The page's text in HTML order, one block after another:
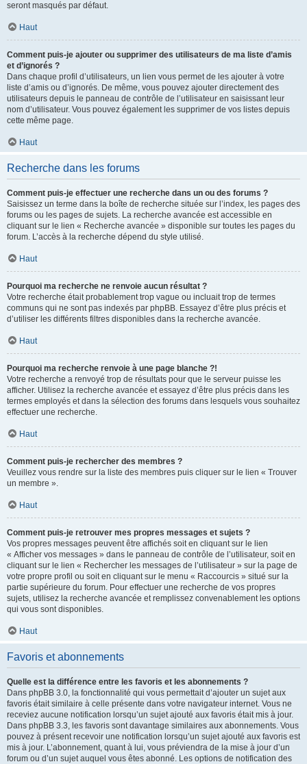
seront masqués par défaut.
Haut
Comment puis-je ajouter ou supprimer des utilisateurs de ma liste d’amis
et d’ignorés ?
Dans chaque profil d’utilisateurs, un lien vous permet de les ajouter à votre
liste d’amis ou d’ignorés. De même, vous pouvez ajouter directement des
utilisateurs depuis le panneau de contrôle de l’utilisateur en saisissant leur
nom d’utilisateur. Vous pouvez également les supprimer de vos listes depuis
cette même page.
Haut
Recherche dans les forums
Comment puis-je effectuer une recherche dans un ou des forums ?
Saisissez un terme dans la boîte de recherche située sur l’index, les pages des
forums ou les pages de sujets. La recherche avancée est accessible en
cliquant sur le lien « Recherche avancée » disponible sur toutes les pages du
forum. L’accès à la recherche dépend du style utilisé.
Haut
Pourquoi ma recherche ne renvoie aucun résultat ?
Votre recherche était probablement trop vague ou incluait trop de termes
communs qui ne sont pas indexés par phpBB. Essayez d’être plus précis et
d’utiliser les différents filtres disponibles dans la recherche avancée.
Haut
Pourquoi ma recherche renvoie à une page blanche ?!
Votre recherche a renvoyé trop de résultats pour que le serveur puisse les
afficher. Utilisez la recherche avancée et essayez d’être plus précis dans les
termes employés et dans la sélection des forums dans lesquels vous souhaitez
effectuer une recherche.
Haut
Comment puis-je rechercher des membres ?
Veuillez vous rendre sur la liste des membres puis cliquer sur le lien « Trouver
un membre ».
Haut
Comment puis-je retrouver mes propres messages et sujets ?
Vos propres messages peuvent être affichés soit en cliquant sur le lien
« Afficher vos messages » dans le panneau de contrôle de l’utilisateur, soit en
cliquant sur le lien « Rechercher les messages de l’utilisateur » sur la page de
votre propre profil ou soit en cliquant sur le menu « Raccourcis » situé sur la
partie supérieure du forum. Pour effectuer une recherche de vos propres
sujets, utilisez la recherche avancée et remplissez convenablement les options
qui vous sont disponibles.
Haut
Favoris et abonnements
Quelle est la différence entre les favoris et les abonnements ?
Dans phpBB 3.0, la fonctionnalité qui vous permettait d’ajouter un sujet aux
favoris était similaire à celle présente dans votre navigateur internet. Vous ne
receviez aucune notification lorsqu’un sujet ajouté aux favoris était mis à jour.
Dans phpBB 3.3, les favoris sont davantage similaires aux abonnements. Vous
pouvez à présent recevoir une notification lorsqu’un sujet ajouté aux favoris est
mis à jour. L’abonnement, quant à lui, vous préviendra de la mise à jour d’un
forum ou d’un sujet auquel vous êtes abonné. Les options de notification des